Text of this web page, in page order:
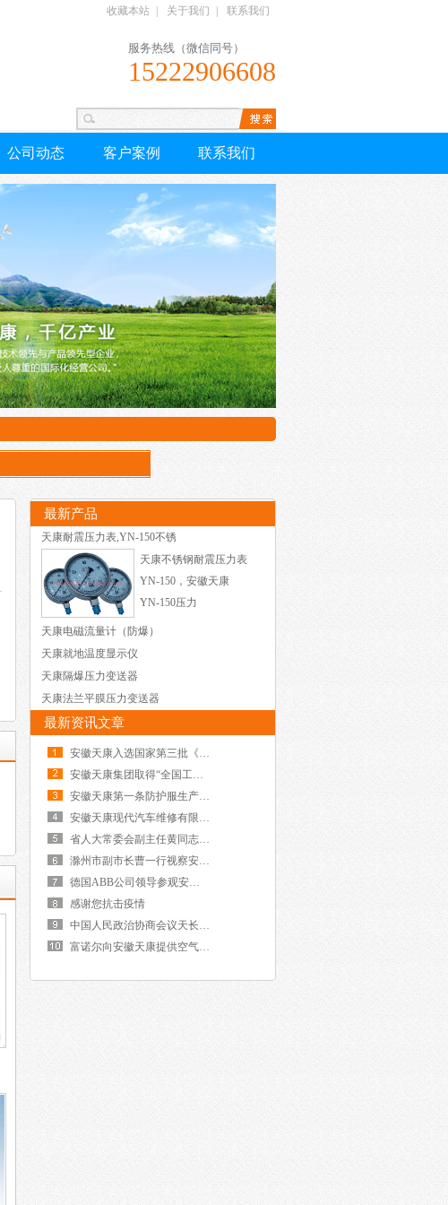
收藏本站 关于我们 联系我们
服务热线（微信同号）
15222906608
公司动态 客户案例 联系我们
最新产品
天康耐震压力表,YN-150不锈
天康不锈钢耐震压力表
YN-150，安徽天康
YN-150压力
天康电磁流量计（防爆）
天康就地温度显示仪
天康隔爆压力变送器
天康法兰平膜压力变送器
最新资讯文章
安徽天康入选国家第三批《全国示范性劳模和工
安徽天康集团取得“全国工厂事务公开民主管理
安徽天康第一条防护服生产线顺利投产
安徽天康现代汽车维修有限公司隆重开业
省人大常委会副主任黄同志来我团视察工作
滁州市副市长曹一行视察安徽天康光电公司
德国ABB公司领导参观安徽天康
感谢您抗击疫情
中国人民政治协商会议天长市委员会主席董视察
富诺尔向安徽天康提供空气压缩设备